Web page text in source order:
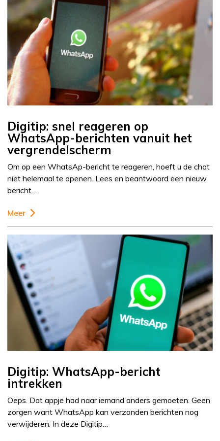
Digitip: snel reageren op
WhatsApp-berichten vanuit het
vergrendelscherm
Om op een WhatsAp-bericht te reageren, hoeft u de chat
niet helemaal te openen. Lees en beantwoord een nieuw
bericht…
Meer
Digitip: WhatsApp-bericht
intrekken
Oeps. Dat appje had naar iemand anders gemoeten. Geen
zorgen want WhatsApp kan verzonden berichten nog
verwijderen. In deze Digitip…